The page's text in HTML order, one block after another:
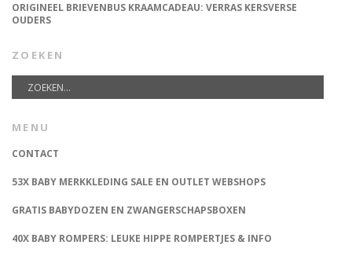
ORIGINEEL BRIEVENBUS KRAAMCADEAU: VERRAS KERSVERSE
OUDERS
ZOEKEN
MENU
CONTACT
53X BABY MERKKLEDING SALE EN OUTLET WEBSHOPS
GRATIS BABYDOZEN EN ZWANGERSCHAPSBOXEN
40X BABY ROMPERS: LEUKE HIPPE ROMPERTJES & INFO